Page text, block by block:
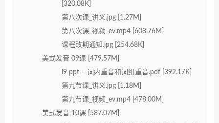
[320.08K]
第八次课_讲义.jpg [1.27M]
第八次课_视频_ev.mp4 [608.76M]
课程改期通知.jpg [254.68K]
美式发音 09课 [479.57M]
l9 ppt – 词内重音和词组重音.pdf [392.17K]
第九节课_讲义.jpg [1.18M]
第九节课_视频_ev.mp4 [478.00M]
美式发音 10课 [587.07M]